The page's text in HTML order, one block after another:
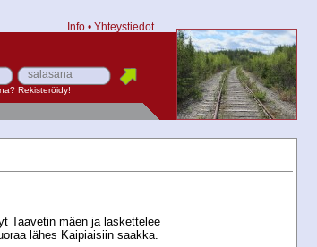
Info • Yhteystiedot
Rekisteröidy!
Taavetin mäen ja laskettelee
lähes Kaipiaisiin saakka.